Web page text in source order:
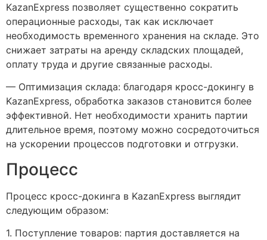
KazanExpress позволяет существенно сократить
операционные расходы, так как исключает
необходимость временного хранения на складе. Это
снижает затраты на аренду складских площадей,
оплату труда и другие связанные расходы.
— Оптимизация склада: благодаря кросс-докингу в
KazanExpress, обработка заказов становится более
эффективной. Нет необходимости хранить партии
длительное время, поэтому можно сосредоточиться
на ускорении процессов подготовки и отгрузки.
Процесс
Процесс кросс-докинга в KazanExpress выглядит
следующим образом:
1. Поступление товаров: партия доставляется на